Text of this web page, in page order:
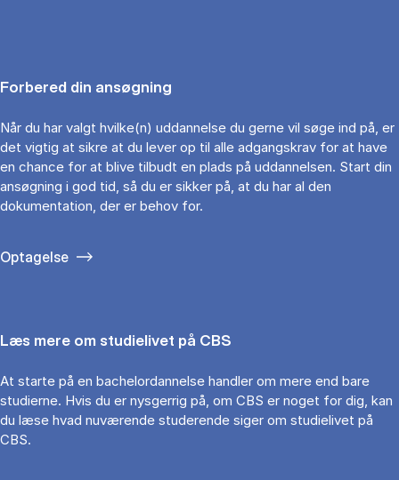
Forbered din ansøgning
Når du har valgt hvilke(n) uddannelse du gerne vil søge ind på, er
det vigtig at sikre at du lever op til alle adgangskrav for at have
en chance for at blive tilbudt en plads på uddannelsen. Start din
ansøgning i god tid, så du er sikker på, at du har al den
dokumentation, der er behov for.
Optagelse
Læs mere om studielivet på CBS
At starte på en bachelordannelse handler om mere end bare
studierne. Hvis du er nysgerrig på, om CBS er noget for dig, kan
du læse hvad nuværende studerende siger om studielivet på
CBS.